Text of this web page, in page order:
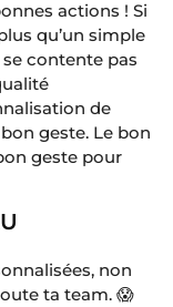
actions ! Si
qu’un simple
se contente pas
de
geste. Le bon
geste pour
non
ta team. 😱